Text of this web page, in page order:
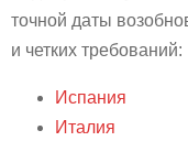
точной даты
и четких требований:
Испания
Италия